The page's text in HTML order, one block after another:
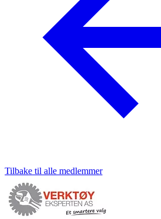
Tilbake til alle medlemmer